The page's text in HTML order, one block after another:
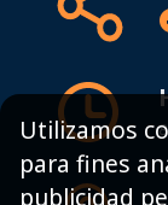
Utilizamos
para fines
publicidad